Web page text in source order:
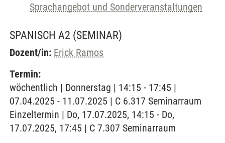
Sprachangebot und Sonderveranstaltungen
SPANISCH A2 (SEMINAR)
Dozent/in: Erick Ramos
Termin:
wöchentlich | Donnerstag | 14:15 - 17:45 |
07.04.2025 - 11.07.2025 | C 6.317 Seminarraum
Einzeltermin | Do, 17.07.2025, 14:15 - Do,
17.07.2025, 17:45 | C 7.307 Seminarraum